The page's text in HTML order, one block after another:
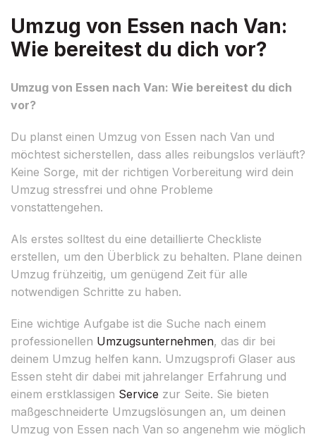
Umzug von Essen nach Van:
Wie bereitest du dich vor?
Umzug von Essen nach Van: Wie bereitest du dich
vor?
Du planst einen Umzug von Essen nach Van und
möchtest sicherstellen, dass alles reibungslos verläuft?
Keine Sorge, mit der richtigen Vorbereitung wird dein
Umzug stressfrei und ohne Probleme
vonstattengehen.
Als erstes solltest du eine detaillierte Checkliste
erstellen, um den Überblick zu behalten. Plane deinen
Umzug frühzeitig, um genügend Zeit für alle
notwendigen Schritte zu haben.
Eine wichtige Aufgabe ist die Suche nach einem
professionellen Umzugsunternehmen, das dir bei
deinem Umzug helfen kann. Umzugsprofi Glaser aus
Essen steht dir dabei mit jahrelanger Erfahrung und
einem erstklassigen Service zur Seite. Sie bieten
maßgeschneiderte Umzugslösungen an, um deinen
Umzug von Essen nach Van so angenehm wie möglich